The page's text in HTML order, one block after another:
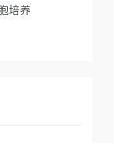
培养